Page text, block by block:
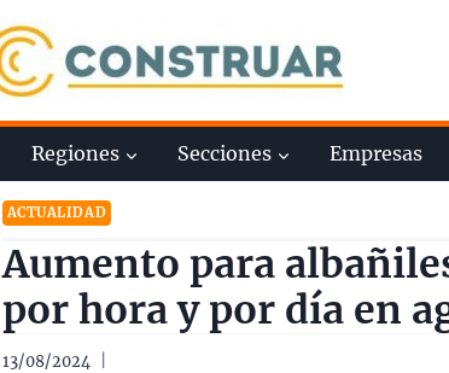
Regiones Secciones Empresas
ACTUALIDAD
Aumento para
por hora y por día en
13/08/2024